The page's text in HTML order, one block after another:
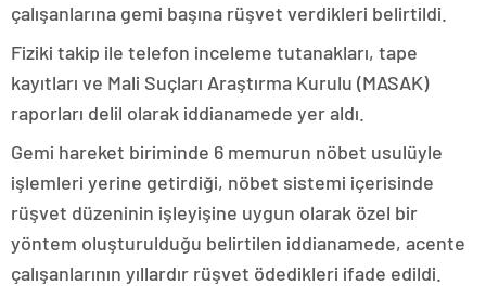
çalışanlarına gemi başına rüşvet verdikleri belirtildi.
Fiziki takip ile telefon inceleme tutanakları, tape
kayıtları ve Mali Suçları Araştırma Kurulu (MASAK)
raporları delil olarak iddianamede yer aldı.
Gemi hareket biriminde 6 memurun nöbet usulüyle
işlemleri yerine getirdiği, nöbet sistemi içerisinde
rüşvet düzeninin işleyişine uygun olarak özel bir
yöntem oluşturulduğu belirtilen iddianamede, acente
çalışanlarının yıllardır rüşvet ödedikleri ifade edildi.